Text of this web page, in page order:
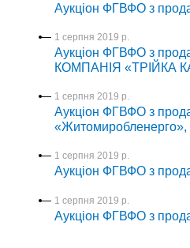
Аукціон ФГВФО з
1 серпня 2019 р.
Аукціон ФГВФО з
КОМПАНІЯ «ТРІЙКА
1 серпня 2019 р.
Аукціон ФГВФО з
1 серпня 2019 р.
Аукціон ФГВФО з
1 серпня 2019 р.
Аукціон ФГВФО з